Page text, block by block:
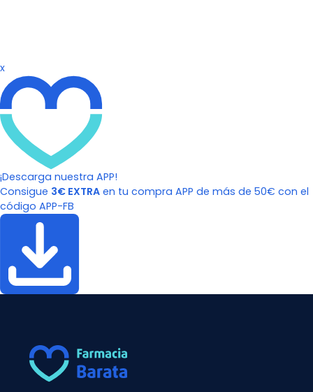
x
¡Descarga nuestra APP!
Consigue 3€ EXTRA en tu compra APP de más de 50€ con el
código APP-FB